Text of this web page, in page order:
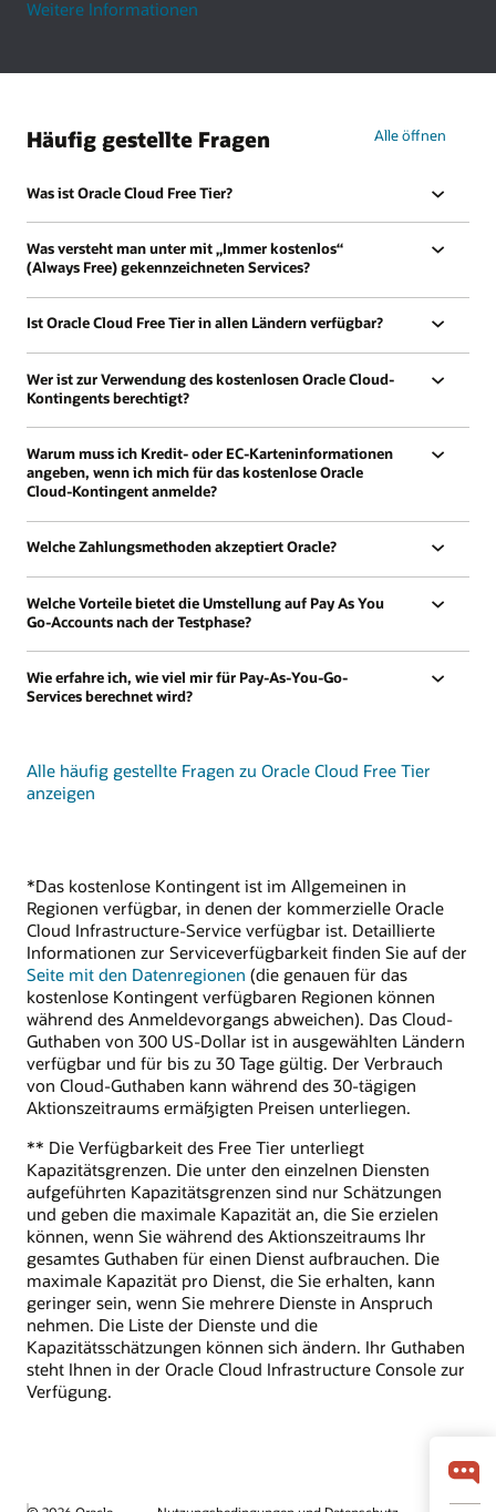
Weitere Informationen
und
Häufig gestellte Fragen Alle öffnen
Was ist Oracle Cloud Free Tier?
Was versteht man unter mit „Immer kostenlos“
(Always Free) gekennzeichneten Services?
Ist Oracle Cloud Free Tier in allen Ländern verfügbar?
Wer ist zur Verwendung des kostenlosen Oracle Cloud-
Kontingents berechtigt?
Warum muss ich Kredit- oder EC-Karteninformationen
angeben, wenn ich mich für das kostenlose Oracle
Cloud-Kontingent anmelde?
Welche Zahlungsmethoden akzeptiert Oracle?
Welche Vorteile bietet die Umstellung auf Pay As You
Go-Accounts nach der Testphase?
Wie erfahre ich, wie viel mir für Pay-As-You-Go-
Services berechnet wird?
Alle häufig gestellte Fragen zu Oracle Cloud Free Tier
anzeigen
*Das kostenlose Kontingent ist im Allgemeinen in
Regionen verfügbar, in denen der kommerzielle Oracle
Cloud Infrastructure-Service verfügbar ist. Detaillierte
Informationen zur Serviceverfügbarkeit finden Sie auf der
Seite mit den Datenregionen (die genauen für das
kostenlose Kontingent verfügbaren Regionen können
während des Anmeldevorgangs abweichen). Das Cloud-
Guthaben von 300 US-Dollar ist in ausgewählten Ländern
verfügbar und für bis zu 30 Tage gültig. Der Verbrauch
von Cloud-Guthaben kann während des 30-tägigen
Aktionszeitraums ermäßigten Preisen unterliegen.
** Die Verfügbarkeit des Free Tier unterliegt
Kapazitätsgrenzen. Die unter den einzelnen Diensten
aufgeführten Kapazitätsgrenzen sind nur Schätzungen
und geben die maximale Kapazität an, die Sie erzielen
können, wenn Sie während des Aktionszeitraums Ihr
gesamtes Guthaben für einen Dienst aufbrauchen. Die
maximale Kapazität pro Dienst, die Sie erhalten, kann
geringer sein, wenn Sie mehrere Dienste in Anspruch
nehmen. Die Liste der Dienste und die
Kapazitätsschätzungen können sich ändern. Ihr Guthaben
steht Ihnen in der Oracle Cloud Infrastructure Console zur
Verfügung.